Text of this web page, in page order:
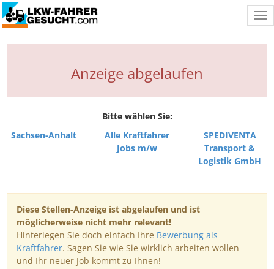
Anzeige abgelaufen
Bitte wählen Sie:
Sachsen-Anhalt
Alle Kraftfahrer
Jobs m/w
SPEDIVENTA
Transport &
Logistik GmbH
Diese Stellen-Anzeige ist abgelaufen und ist
möglicherweise nicht mehr relevant!
Hinterlegen Sie doch einfach Ihre Bewerbung als
Kraftfahrer. Sagen Sie wie Sie wirklich arbeiten wollen
und Ihr neuer Job kommt zu Ihnen!